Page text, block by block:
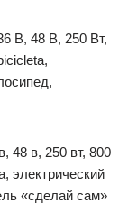
48 в, 250 вт, 800
электрический
«сделай сам»